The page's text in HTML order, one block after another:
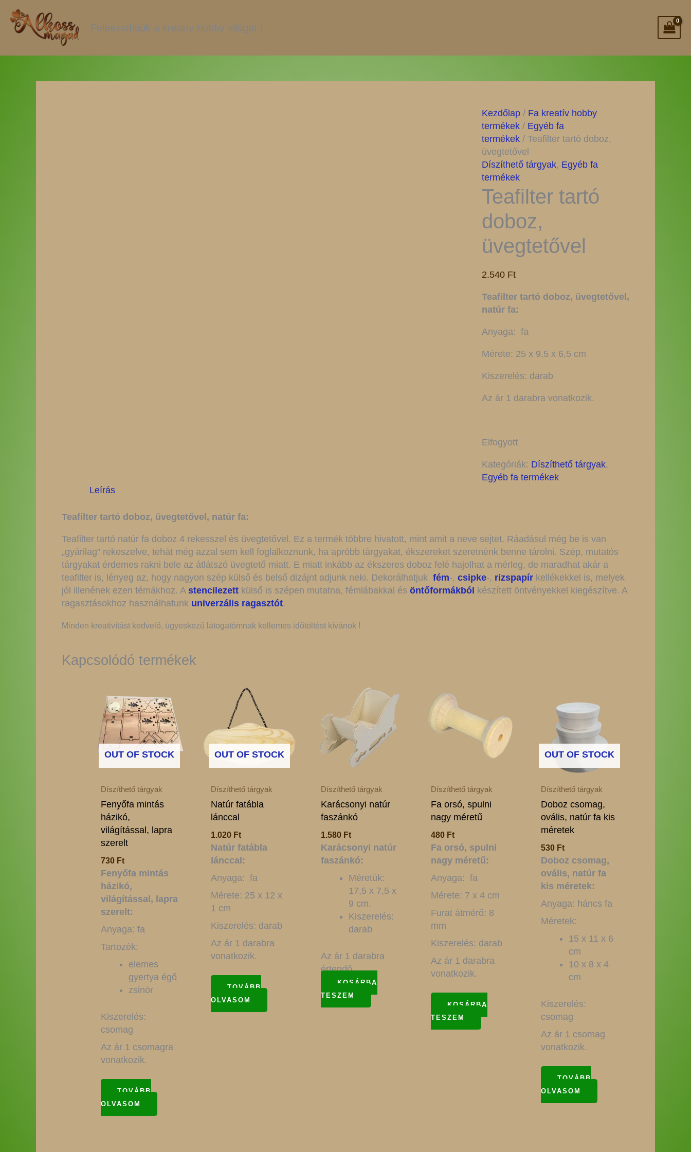
content
Felpezsdítjük a kreatív hobby világát !
Kezdőlap/ Fa kreatív hobby
termékek/ Egyéb fa
termékek/ Teafilter tartó doboz,
üvegtetővel
Díszíthető tárgyak, Egyéb fa
termékek
Teafilter tartó
doboz,
üvegtetővel
2.540 Ft
Teafilter tartó doboz, üvegtetővel,
natúr fa:
Anyaga: fa
Mérete: 25 x 9,5 x 6,5 cm
Kiszerelés: darab
Az ár 1 darabra vonatkozik.
Elfogyott
Kategóriák: Díszíthető tárgyak,
Egyéb fa termékek
Leírás
Teafilter tartó doboz, üvegtetővel, natúr fa:
Teafilter tartó natúr fa doboz 4 rekesszel és üvegtetővel. Ez a termék többre hivatott, mint amit a neve sejtet. Ráadásul még be is van
„gyárilag” rekeszelve, tehát még azzal sem kell foglalkoznunk, ha apróbb tárgyakat, ékszereket szeretnénk benne tárolni. Szép, mutatós
tárgyakat érdemes rakni bele az átlátszó üvegtető miatt. E miatt inkább az ékszeres doboz felé hajolhat a mérleg, de maradhat akár a
teafilter is, lényeg az, hogy nagyon szép külső és belső dizájnt adjunk neki. Dekorálhatjuk fém-, csipke-, rizspapír kellékekkel is, melyek
jól illenének ezen témákhoz. A stencilezett külső is szépen mutatna, fémlábakkal és öntőformákból
készített öntvényekkel kiegészítve. A
ragasztásokhoz használhatunk univerzális ragasztót.
Minden kreativítást kedvelő, ügyeskezű látogatómnak kellemes időtöltést kívánok !
Kapcsolódó termékek
OUT OF STOCK
Díszíthető tárgyak
Fenyőfa mintás
házikó,
világítással, lapra
szerelt
730 Ft
Fenyőfa mintás
házikó,
világítással, lapra
szerelt:
Anyaga: fa
Tartozék:
elemes
gyertya égő
zsinór
Kiszerelés:
csomag
Az ár 1 csomagra
vonatkozik.
TOVÁBB
OLVASOM
OUT OF STOCK
Díszíthető tárgyak
Natúr fatábla
lánccal
1.020 Ft
Natúr fatábla
lánccal:
Anyaga: fa
Mérete: 25 x 12 x
1 cm
Kiszerelés: darab
Az ár 1 darabra
vonatkozik.
TOVÁBB
OLVASOM
Díszíthető tárgyak
Karácsonyi natúr
faszánkó
1.580 Ft
Karácsonyi natúr
faszánkó:
Méretük:
17,5 x 7,5 x
9 cm.
Kiszerelés:
darab
Az ár 1 darabra
értendő.
KOSÁRBA
TESZEM
Díszíthető tárgyak
Fa orsó, spulni
nagy méretű
480 Ft
Fa orsó, spulni
nagy méretű:
Anyaga: fa
Mérete: 7 x 4 cm
Furat átmérő: 8
mm
Kiszerelés: darab
Az ár 1 darabra
vonatkozik.
KOSÁRBA
TESZEM
OUT OF STOCK
Díszíthető tárgyak
Doboz csomag,
ovális, natúr fa kis
méretek
530 Ft
Doboz csomag,
ovális, natúr fa
kis méretek:
Anyaga: háncs fa
Méretek:
15 x 11 x 6
cm
10 x 8 x 4
cm
Kiszerelés:
csomag
Az ár 1 csomag
vonatkozik.
TOVÁBB
OLVASOM